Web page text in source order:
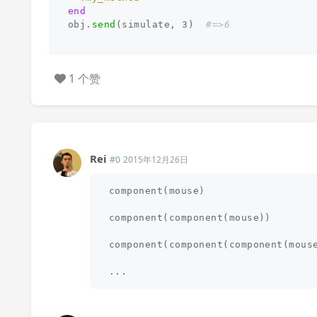
end
obj . send ( simulate , 3 ) #=>6
1 个赞
Rei #0 2015年12月26日
component(mouse)
component(component(mouse))